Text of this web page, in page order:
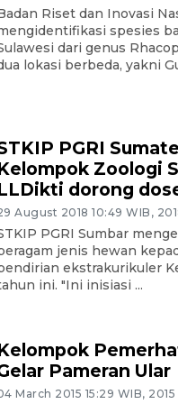
Riset dan Inovasi
spesies
dari genus
lokasi berbeda, yakni
PGRI
Zoologi
dorong
August 2018 10:49 WIB,
PGRI Sumbar
jenis hewan
ekstrakurikuler
ini. "Ini inisiasi ...
Pameran Ular
March 2015 15:29 WIB, 2015